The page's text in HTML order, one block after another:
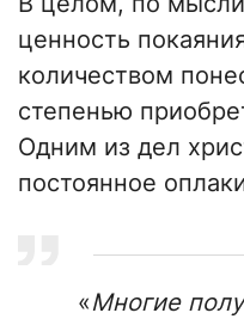
ценность
количеством
степенью
Одним из дел
постоянное
«Многие